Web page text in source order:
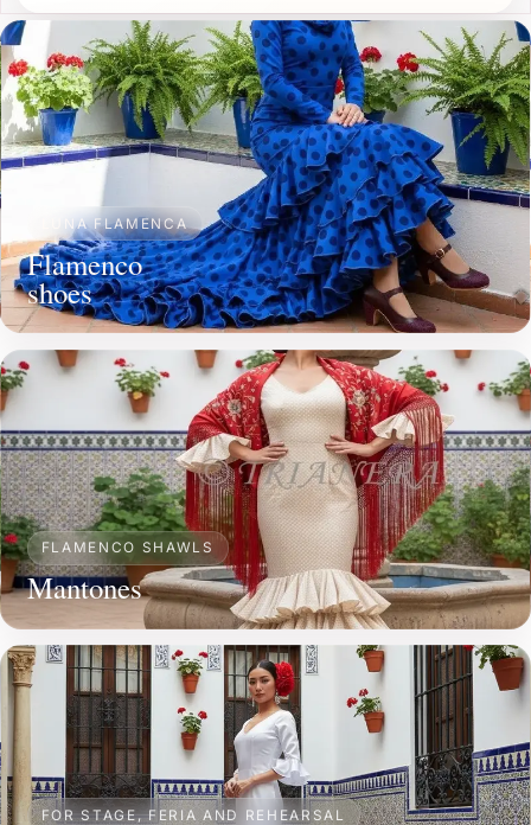
LUNA FLAMENCA
Flamenco
shoes
FLAMENCO SHAWLS
Mantones
FOR STAGE, FERIA AND REHEARSAL